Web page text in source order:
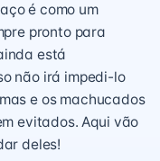
é como um
pronto para
está
não irá impedi-lo
e os machucados
evitados. Aqui vão
deles!